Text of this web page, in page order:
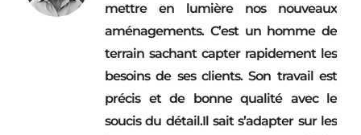
mettre en lumière nos nouveaux
aménagements. C’est un homme de
terrain sachant capter rapidement les
besoins de ses clients. Son travail est
précis et de bonne qualité avec le
soucis du détail.Il sait s’adapter sur les